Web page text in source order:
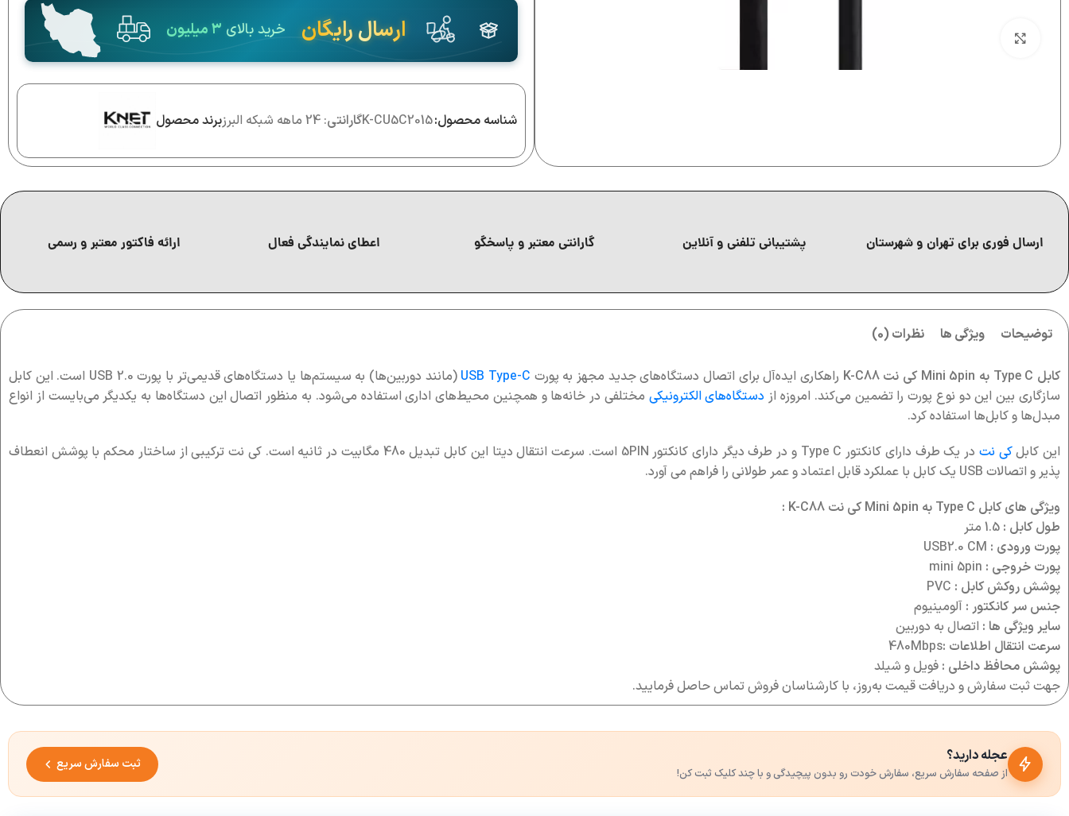
ارسال رایگان خرید بالای ۳ میلیون
شناسه محصول:K-CU5C2015گارانتی: 24 ماهه شبکه البرز برند محصول
ارسال فوری برای تهران و شهرستان پشتیبانی تلفنی و آنلاین گارانتی معتبر و پاسخگو اعطای نمایندگی فعال ارائه فاکتور معتبر و رسمی
توضیحات ویژگی ها نظرات (0)
کابل Type C به Mini 5pin کی نت K-C88 راهکاری ایده‌آل برای اتصال دستگاه‌های جدید مجهز به پورت USB Type-C
(مانند دوربین‌ها) به سیستم‌ها یا دستگاه‌های قدیمی‌تر با پورت USB 2.0 است. این کابل
سازگاری بین این دو نوع پورت را تضمین می‌کند. امروزه از دستگاه‌های الکترونیکی مختلفی در خانه‌ها و همچنین محیط‌های اداری استفاده می‌شود. به منظور اتصال این دستگاه‌ها به یکدیگر می‌بایست از انواع
مبدل‌ها و کابل‌ها استفاده کرد.
این کابلکی نت
در یک‌ طرف دارای کانکتور Type C و در طرف دیگر دارای کانکتور 5PIN است. سرعت انتقال دیتا این کابل تبدیل 480 مگابیت در ثانیه است. کی نت ترکیبی از ساختار محکم با پوشش انعطاف
پذیر و اتصالات USB یک کابل با عملکرد قابل اعتماد و عمر طولانی را فراهم می آورد.
ویژگی های کابل Type C به Mini 5pin کی نت K-C88 :
طول کابل :
پورت ورودی :
پورت خروجی :
پوشش روکش کابل :
جنس سر کانکتور : آلومینیوم
سایر ویژگی ها : اتصال به دوربین
سرعت انتقال اطلاعات :480Mbps
پوشش محافظ داخلی : فویل و شیلد
جهت ثبت سفارش و دریافت قیمت به‌روز، با کارشناسان فروش تماس حاصل فرمایید.
عجله دارید؟
از صفحه سفارش سریع، سفارش خودت رو بدون پیچیدگی و با چند کلیک ثبت کن!
ثبت سفارش سریع